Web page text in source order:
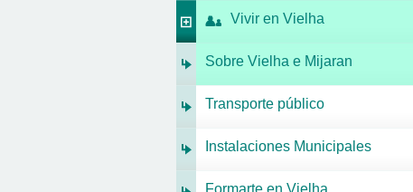
Vivir en Vielha
Sobre Vielha e Mijaran
Transporte público
Instalaciones Municipales
Formarte en Vielha